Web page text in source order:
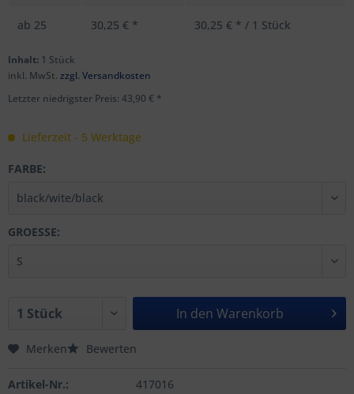
ab 25 30,25 € * 30,25 € * / 1 Stück
Inhalt: 1 Stück
inkl. MwSt. zzgl. Versandkosten
Letzter niedrigster Preis: 43,90 € *
Lieferzeit - 5 Werktage
FARBE:
GROESSE:
In den Warenkorb
Merken Bewerten
Artikel-Nr.:
417016